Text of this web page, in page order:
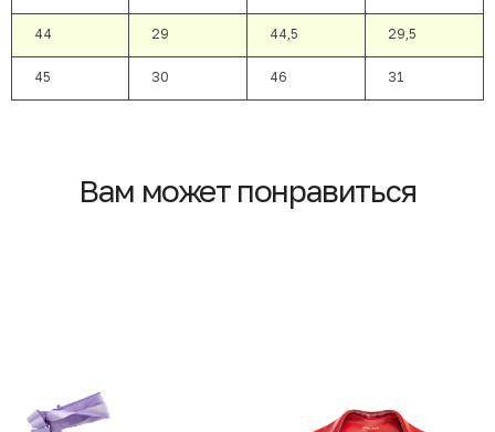
44 29 44,5 29,5
45 30 46 31
Вам может понравиться